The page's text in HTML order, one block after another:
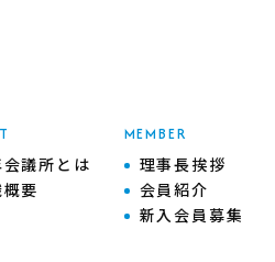
議所とは
要
MEMBER
理事長挨拶
会員紹介
新入会員募集